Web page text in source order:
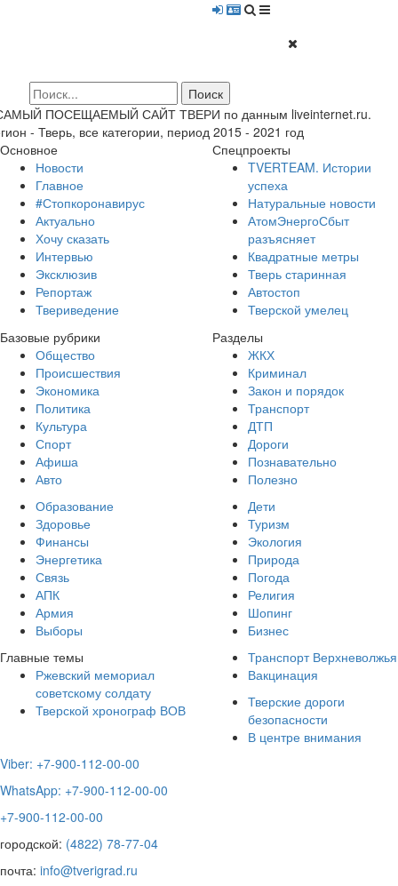
ПОСЕЩАЕМЫЙ САЙТ ТВЕРИ по данным liveinternet.ru.
- Тверь, все категории, период 2015 - 2021 год
Основное
Новости
Главное
#Стопкоронавирус
Актуально
Хочу сказать
Интервью
Эксклюзив
Репортаж
Твериведение
Спецпроекты
TVERTEAM. Истории
успеха
Натуральные новости
АтомЭнергоСбыт
разъясняет
Квадратные метры
Тверь старинная
Автостоп
Тверской умелец
Базовые рубрики
Общество
Происшествия
Экономика
Политика
Культура
Спорт
Афиша
Авто
Разделы
ЖКХ
Криминал
Закон и порядок
Транспорт
ДТП
Дороги
Познавательно
Полезно
Образование
Здоровье
Финансы
Энергетика
Связь
АПК
Армия
Выборы
Дети
Туризм
Экология
Природа
Погода
Религия
Шопинг
Бизнес
Главные темы
Ржевский мемориал
советскому солдату
Тверской хронограф ВОВ
Транспорт Верхневолжья
Вакцинация
Тверские дороги
безопасности
В центре внимания
Viber: +7-900-112-00-00
WhatsApp: +7-900-112-00-00
+7-900-112-00-00
городской: (4822) 78-77-04
почта: info@tverigrad.ru